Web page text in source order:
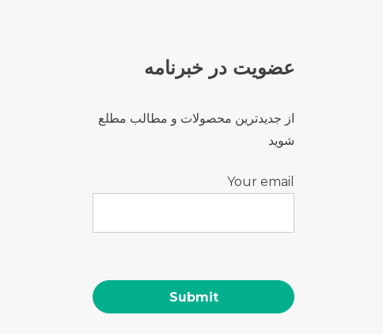
عضویت در خبرنامه
از جدیدترین محصولات و مطالب مطلع
شوید
Your email